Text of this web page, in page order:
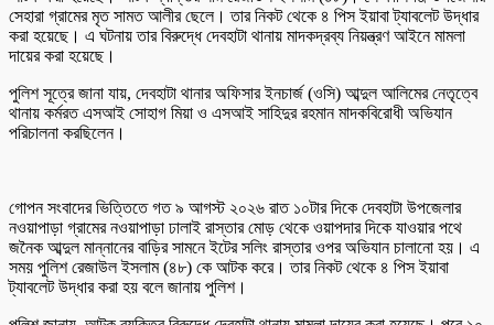
সেহারা গ্রামের মৃত সামত আলীর ছেলে। তার নিকট থেকে ৪ পিস ইয়াবা ট্যাবলেট উদ্ধার
করা হয়েছে। এ ঘটনায় তার বিরুদ্ধে দেবহাটা থানায় মাদকদ্রব্য নিয়ন্ত্রণ আইনে মামলা
দায়ের করা হয়েছে।
পুলিশ সূত্রে জানা যায়, দেবহাটা থানার অফিসার ইনচার্জ (ওসি) আব্দুল আলিমের নেতৃত্বে
থানায় কর্মরত এসআই সোহাগ মিয়া ও এসআই সাহিদুর রহমান মাদকবিরোধী অভিযান
পরিচালনা করছিলেন।
গোপন সংবাদের ভিত্তিতে গত ৯ আগস্ট ২০২৬ রাত ১০টার দিকে দেবহাটা উপজেলার
নওয়াপাড়া গ্রামের নওয়াপাড়া ঢালাই রাস্তার মোড় থেকে ওয়াপদার দিকে যাওয়ার পথে
জনৈক আব্দুল মান্নানের বাড়ির সামনে ইটের সলিং রাস্তার ওপর অভিযান চালানো হয়। এ
সময় পুলিশ রেজাউল ইসলাম (৪৮) কে আটক করে। তার নিকট থেকে ৪ পিস ইয়াবা
ট্যাবলেট উদ্ধার করা হয় বলে জানায় পুলিশ।